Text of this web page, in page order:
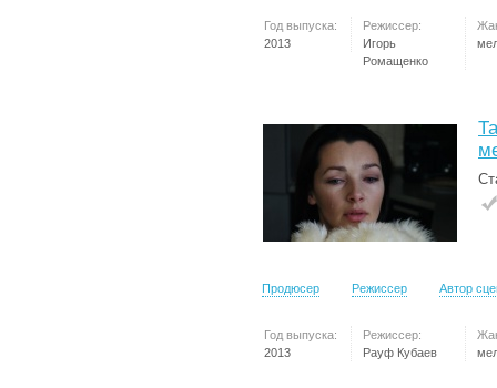
Год выпуска:
2013
Режиссер:
Игорь
Ромащенко
Продюсер Режиссер Автор
Год выпуска:
2013
Режиссер:
Рауф Кубаев